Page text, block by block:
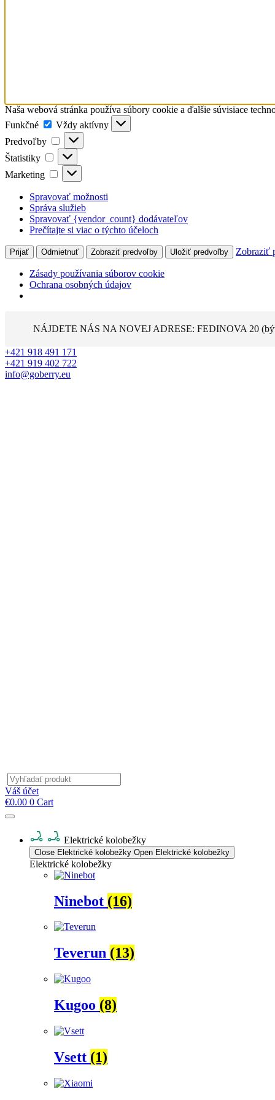
Naša webová stránka používa súbory cookie a ďalšie súvisiace
Funkčné
Funkčné
Vždy aktívny
Predvoľby
Predvoľby
Štatistiky Štatistiky
Marketing Marketing
Spravovať možnosti
Správa služieb
Spravovať {vendor_count} dodávateľov
Prečítajte si viac o týchto účeloch
Prijať Odmietnuť Zobraziť predvoľby Uložiť predvoľby Zobraziť
Zásady používania súborov cookie
Ochrana osobných údajov
NÁJDETE NÁS NA NOVEJ ADRESE: FEDINOVA 20
+421 918 491 171
+421 919 402 722
info@goberry.eu
Products
search
Váš účet
€0.00 0 Cart
Elektrické kolobežky
Close Elektrické kolobežky Open Elektrické kolobežky
Elektrické kolobežky
Ninebot (16)
Teverun (13)
Kugoo (8)
Vsett (1)